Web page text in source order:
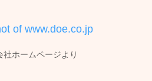
社ホームページより